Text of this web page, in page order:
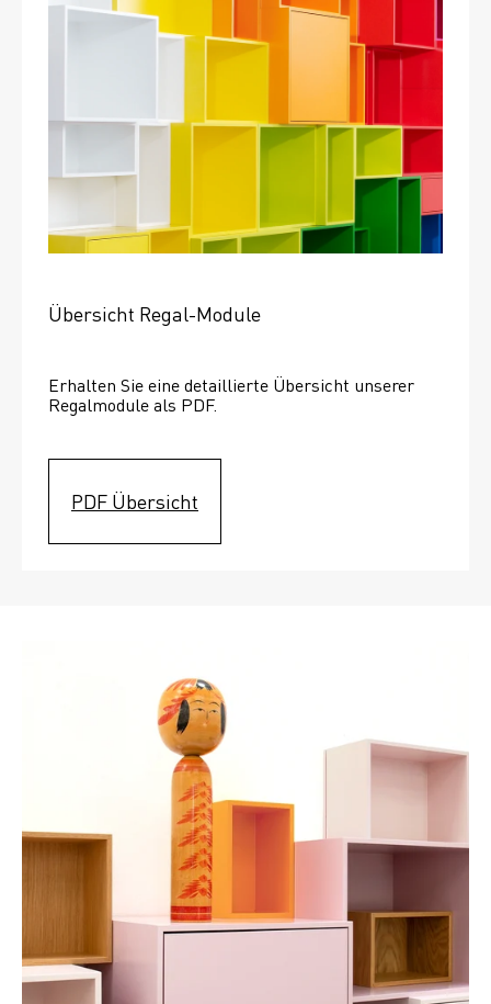
Übersicht Regal-Module
Erhalten Sie eine detaillierte Übersicht unserer
Regalmodule als PDF.
PDF Übersicht